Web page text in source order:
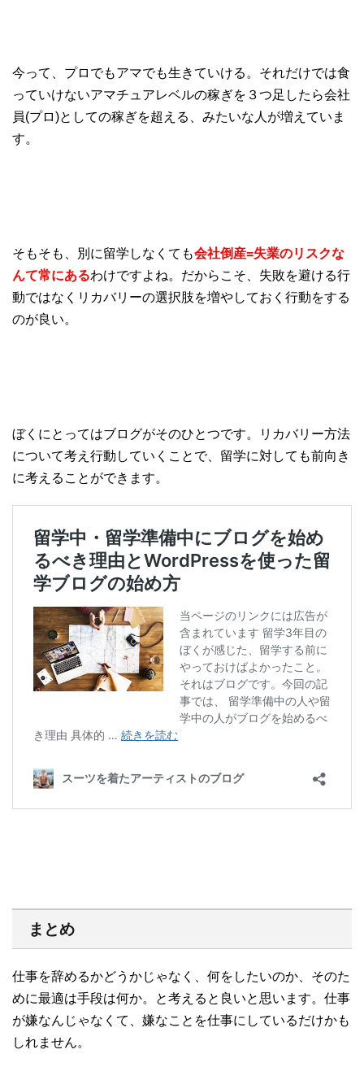
今って、プロでもアマでも生きていける。それだけでは食
っていけないアマチュアレベルの稼ぎを３つ足したら会社
員(プロ)としての稼ぎを超える、みたいな人が増えていま
す。
そもそも、 別に留学しなくても会社倒産=失業のリスクな
んて常にあるわけですよね。だからこそ、失敗を避ける行
動ではなくリカバリーの選択肢を増やしておく行動をする
のが良い。
ぼくにとってはブログがそのひとつです。リカバリー方法
について考え行動していくことで、留学に対しても前向き
に考えることができます。
まとめ
仕事を辞めるかどうかじゃなく、何をしたいのか、そのた
めに最適は手段は何か。と考えると良いと思います。仕事
が嫌なんじゃなくて、嫌なことを仕事にしているだけかも
しれません。